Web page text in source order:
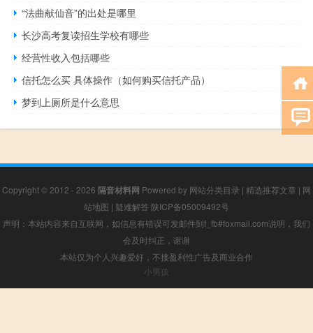
“法曲献仙音”的出处是哪里
长沙高考复读招生学校有哪些
经营性收入包括哪些
信托怎么买 具体操作（如何购买信托产品）
梦到上厕所是什么意思
Copyright © 2012 - 2026 隔音材料网 Powered by 网站分类目录 | 精选推荐文章 | 网
站地图 | 疑难解答 陕ICP备05009492号
声明：本站内容来自互联网，如信息有错误可发邮件到f_fb#foxmail.com说明，我们
会及时纠正，谢谢
本站仅为个人兴趣爱好，不接盈利性广告及商业合作
小男孩